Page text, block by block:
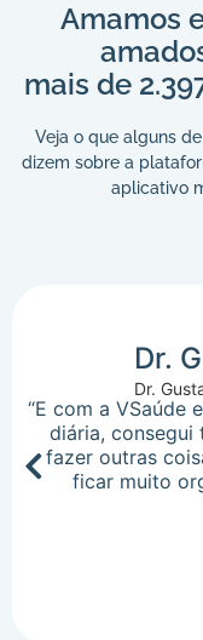
Amamos
mais de
Veja o que alguns
dizem sobre a
aplicativo
Dr.
Dr.
“E com a VSaúde
diária, consegui
fazer outras
ficar muito